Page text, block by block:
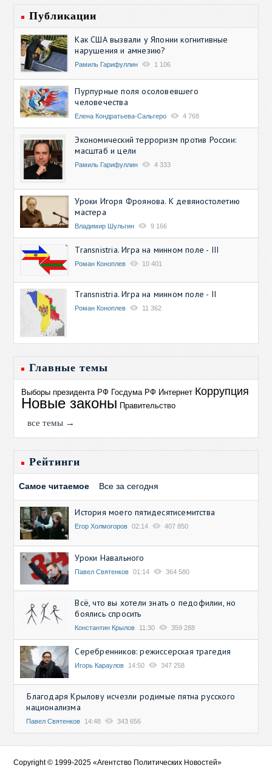
Публикации
Как США вызвали у Японии когнитивные
нарушения и амнезию?
Рамиль Гарифуллин 1 106
Пурпурные поля осоловевшего
человечества
Елена Кондратьева-Сальгеро 4 768
Экономический терроризм против России:
масштаб и цели
Рамиль Гарифуллин 4 333
Уроки Игоря Фроянова. К девяностолетию
мастера
Владимир Шульгин 9 166
Transnistria. Игра на минном поле - III
Роман Коноплев 10 401
Transnistria. Игра на минном поле - II
Роман Коноплев 11 362
Главные темы
Выборы президента РФ Госдума РФ Интернет Коррупция
Новые законы Правительство
все темы →
Рейтинги
Самое читаемое Все за сегодня
История моего пятидесятисемитства
Егор Холмогоров 02:14 407 850
Уроки Навального
Павел Святенков 01:14 364 580
Всё, что вы хотели знать о педофилии, но
боялись спросить
Константин Крылов 11:30 359 288
Серебренников: режиссерская трагедия
Игорь Караулов 14:50 347 258
Благодаря Крылову исчезли родимые пятна русского
национализма
Павел Святенков 14:48 343 656
Copyright © 1999-2025 «Агентство Политических Новостей»